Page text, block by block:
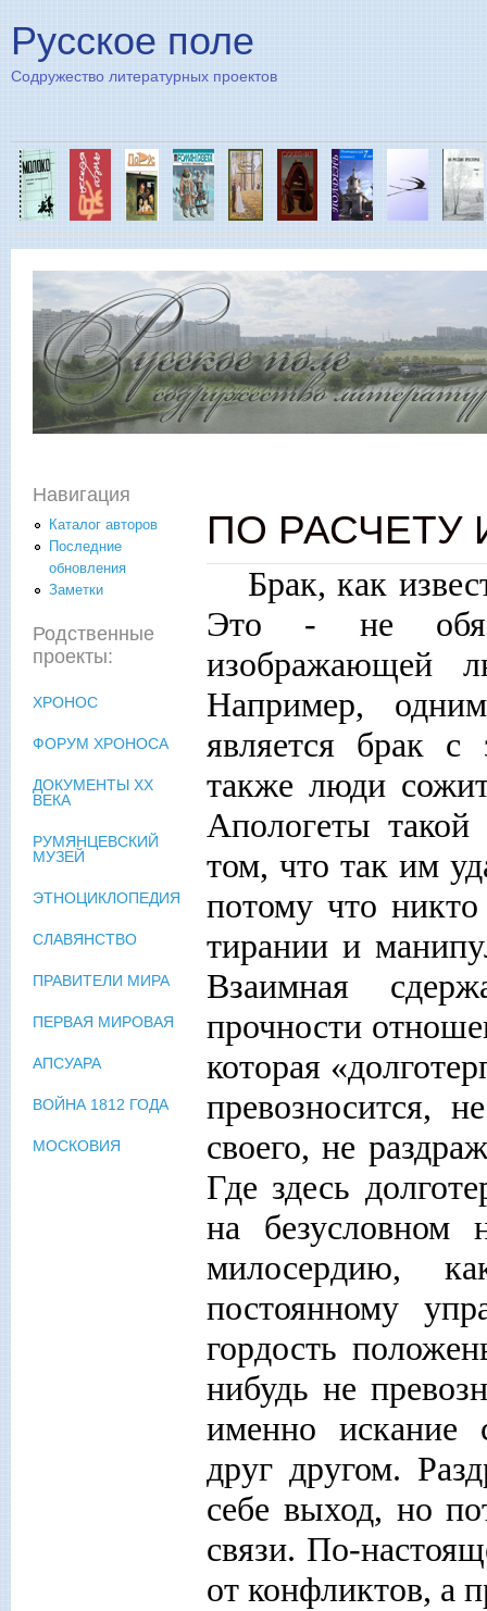
Русское поле
Содружество литературных проектов
ПО РАСЧЕТУ
Брак, как
Это - не
изображающей
Например,
является брак с
также люди
Апологеты
том, что так им
потому что
тирании и
Взаимная
прочности
которая
превозносится,
своего, не
Где здесь
на безусловном
милосердию,
постоянному
гордость
нибудь не
именно искание
друг другом.
себе выход, но
связи. По-
от конфликтов, а
Навигация
Каталог авторов
Последние
обновления
Заметки
Родственные
проекты:
ХРОНОС
ФОРУМ ХРОНОСА
ДОКУМЕНТЫ XX
ВЕКА
РУМЯНЦЕВСКИЙ
МУЗЕЙ
ЭТНОЦИКЛОПЕДИЯ
СЛАВЯНСТВО
ПРАВИТЕЛИ МИРА
ПЕРВАЯ МИРОВАЯ
АПСУАРА
ВОЙНА 1812 ГОДА
МОСКОВИЯ